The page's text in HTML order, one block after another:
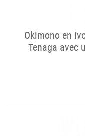
Okimono en
Tenaga avec